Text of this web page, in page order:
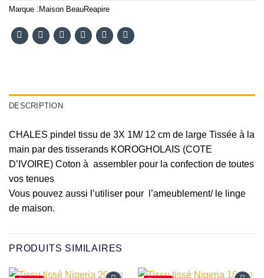
Marque : Maison BeauReapire
DESCRIPTION
CHALES pindel tissu de 3X 1M/ 12 cm de large Tissée à la
main par des tisserands KOROGHOLAIS (COTE
D’IVOIRE) Coton à assembler pour la confection de toutes
vos tenues
Vous pouvez aussi l’utiliser pour l’ameublement/ le linge
de maison.
PRODUITS SIMILAIRES